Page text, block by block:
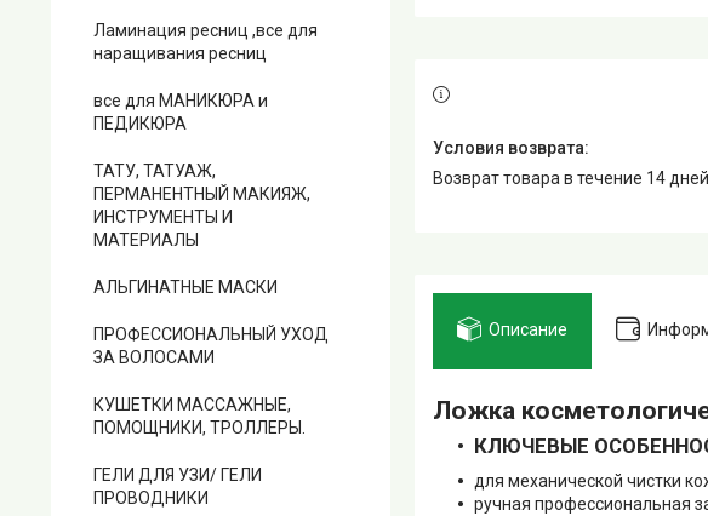
возврат товара в течение 14 дней
Описание
Ложка
КЛЮЧЕВЫЕ
для механической чистки
ручная профессиональная
Ламинация ресниц ,все для
наращивания ресниц
все для МАНИКЮРА и
ПЕДИКЮРА
ТАТУ, ТАТУАЖ,
ПЕРМАНЕНТНЫЙ МАКИЯЖ,
ИНСТРУМЕНТЫ И
МАТЕРИАЛЫ
АЛЬГИНАТНЫЕ МАСКИ
ПРОФЕССИОНАЛЬНЫЙ УХОД
ЗА ВОЛОСАМИ
КУШЕТКИ МАССАЖНЫЕ,
ПОМОЩНИКИ, ТРОЛЛЕРЫ.
ГЕЛИ ДЛЯ УЗИ/ ГЕЛИ
ПРОВОДНИКИ